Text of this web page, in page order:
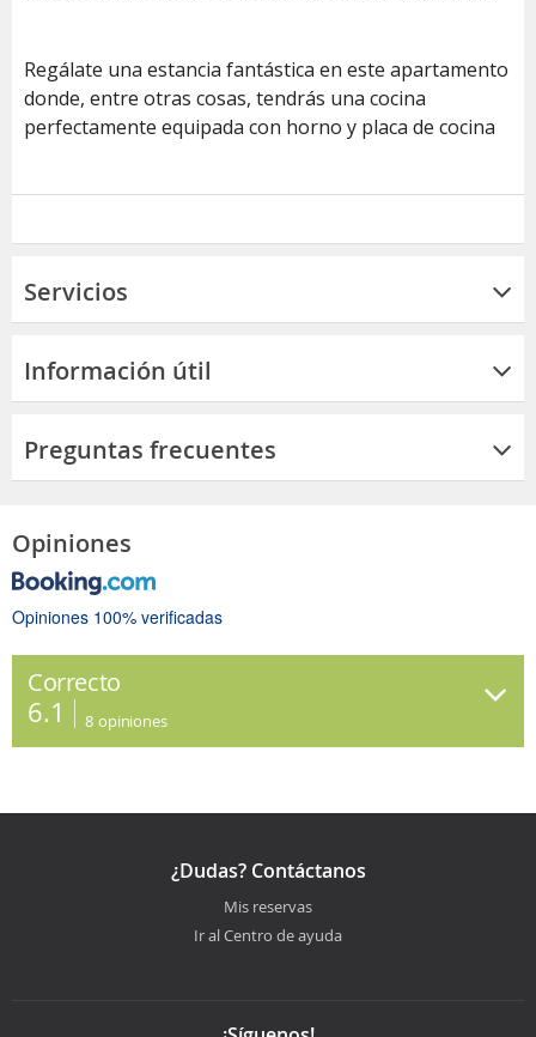
Regálate una estancia fantástica en este apartamento
donde, entre otras cosas, tendrás una cocina
perfectamente equipada con horno y placa de cocina
Servicios
Información útil
Preguntas frecuentes
Opiniones
Opiniones 100% verificadas
Correcto
6.1 8 opiniones
¿Dudas? Contáctanos
Mis reservas
Ir al Centro de ayuda